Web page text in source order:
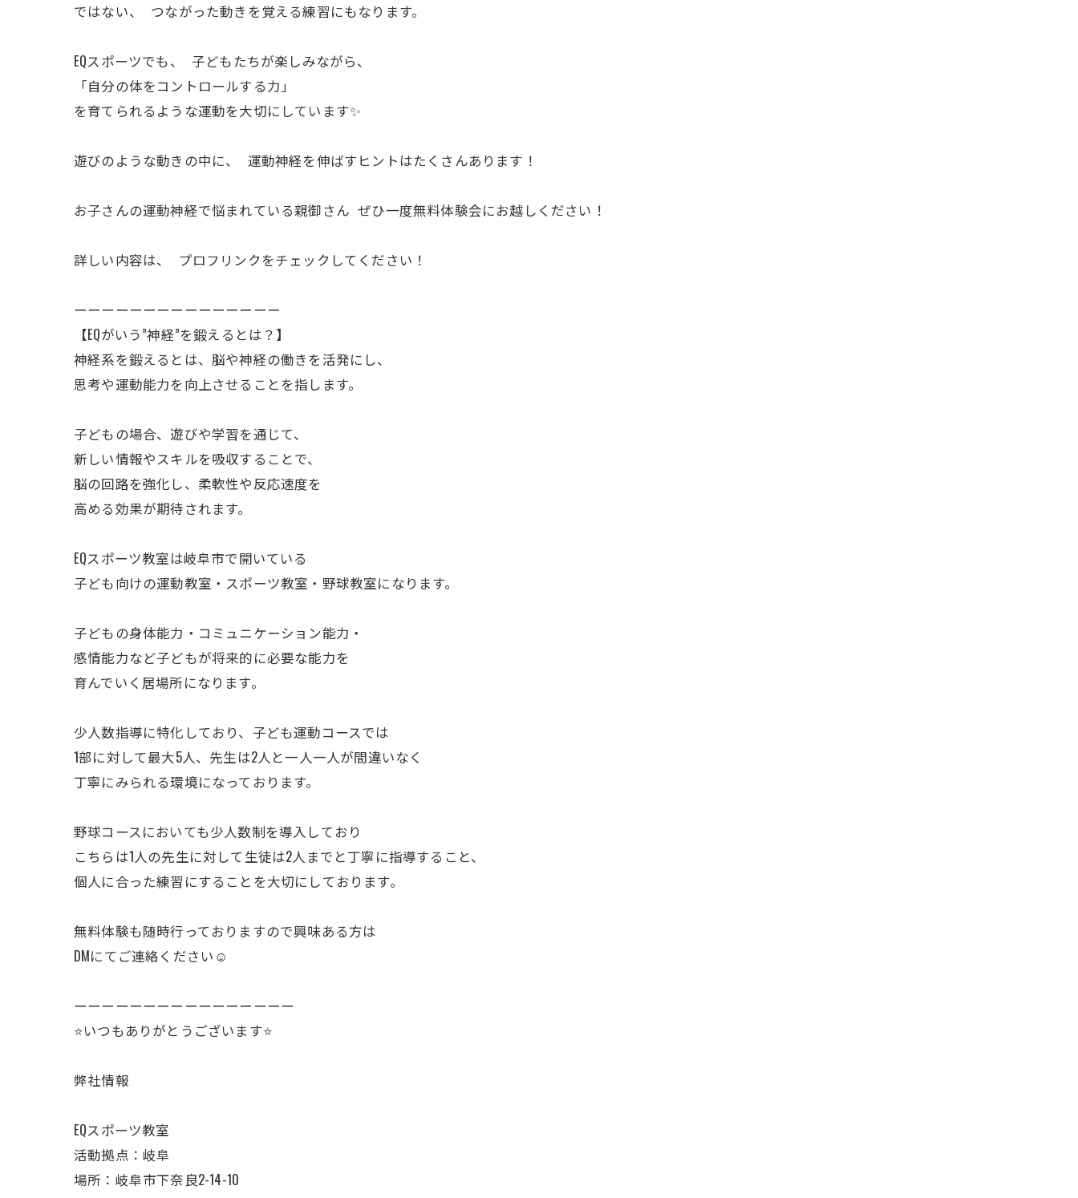
ではない、 つながった動きを覚える練習にもなります。
EQスポーツでも、 子どもたちが楽しみながら、
「自分の体をコントロールする力」
を育てられるような運動を大切にしています✨
遊びのような動きの中に、 運動神経を伸ばすヒントはたくさんあります！
お子さんの運動神経で悩まれている親御さん ぜひ一度無料体験会にお越しください！
詳しい内容は、 プロフリンクをチェックしてください！
ーーーーーーーーーーーーーーー
【EQがいう”神経”を鍛えるとは？】
神経系を鍛えるとは、脳や神経の働きを活発にし、
思考や運動能力を向上させることを指します。
子どもの場合、遊びや学習を通じて、
新しい情報やスキルを吸収することで、
脳の回路を強化し、柔軟性や反応速度を
高める効果が期待されます。
EQスポーツ教室は岐阜市で開いている
子ども向けの運動教室・スポーツ教室・野球教室になります。
子どもの身体能力・コミュニケーション能力・
感情能力など子どもが将来的に必要な能力を
育んでいく居場所になります。
少人数指導に特化しており、子ども運動コースでは
1部に対して最大5人、先生は2人と一人一人が間違いなく
丁寧にみられる環境になっております。
野球コースにおいても少人数制を導入しており
こちらは1人の先生に対して生徒は2人までと丁寧に指導すること、
個人に合った練習にすることを大切にしております。
無料体験も随時行っておりますので興味ある方は
DMにてご連絡ください☺️
ーーーーーーーーーーーーーーーー
⭐️いつもありがとうございます⭐️
弊社情報
EQスポーツ教室
活動拠点：岐阜
場所：岐阜市下奈良2-14-10